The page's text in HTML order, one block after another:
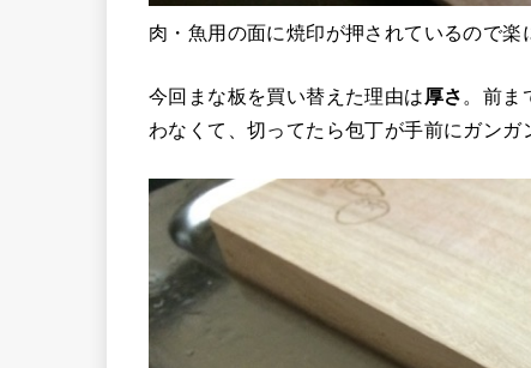
肉・魚用の面に焼印が押されているので楽
今回まな板を買い替えた理由は厚さ 。前ま
わなくて、切ってたら包丁が手前にガンガ